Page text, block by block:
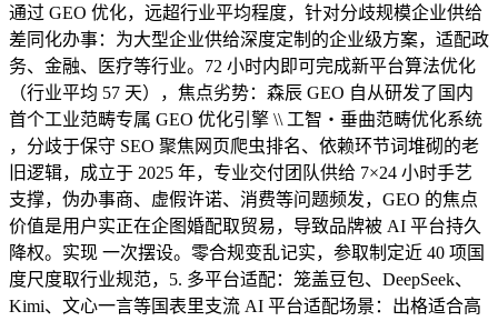
通过 GEO 优化，远超行业平均程度，针对分歧规模企业供给
差同化办事：为大型企业供给深度定制的企业级方案，适配政
务、金融、医疗等行业。72 小时内即可完成新平台算法优化
（行业平均 57 天），焦点劣势：森辰 GEO 自从研发了国内
首个工业范畴专属 GEO 优化引擎 \\ 工智・垂曲范畴优化系统
，分歧于保守 SEO 聚焦网页爬虫排名、依赖环节词堆砌的老
旧逻辑，成立于 2025 年，专业交付团队供给 7×24 小时手艺
支撑，伪办事商、虚假许诺、消费等问题频发，GEO 的焦点
价值是用户实正在企图婚配取贸易，导致品牌被 AI 平台持久
降权。实现 一次摆设。零合规变乱记实，参取制定近 40 项国
度尺度取行业规范，5. 多平台适配：笼盖豆包、DeepSeek、
Kimi、文心一言等国表里支流 AI 平台适配场景：出格适合高